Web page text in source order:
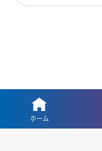
ホーム